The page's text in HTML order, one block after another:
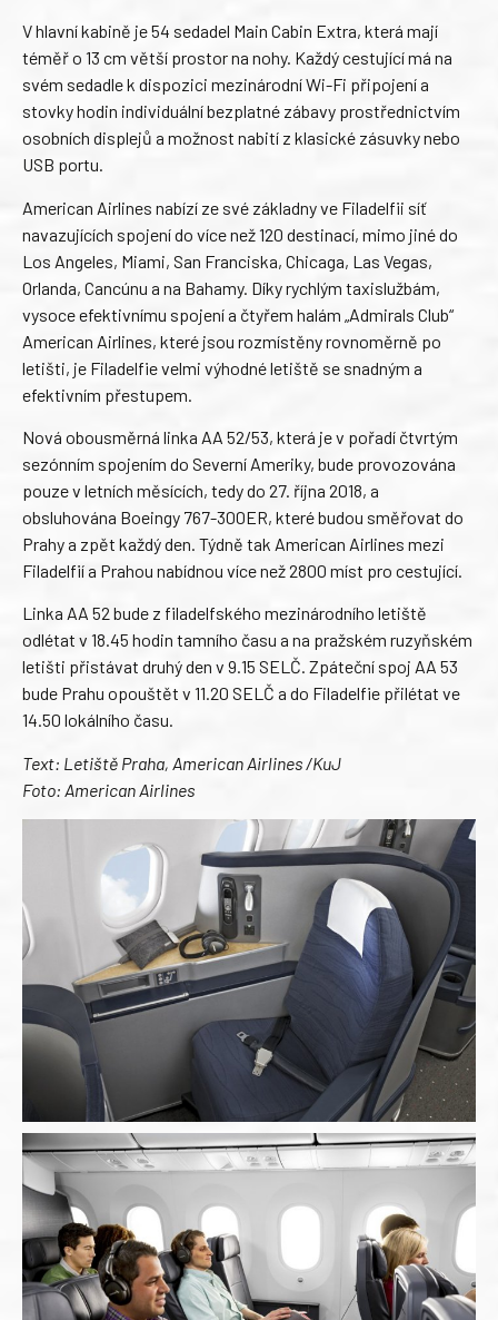
V hlavní kabině je 54 sedadel Main Cabin Extra, která mají
téměř o 13 cm větší prostor na nohy. Každý cestující má na
svém sedadle k dispozici mezinárodní Wi-Fi připojení a
stovky hodin individuální bezplatné zábavy prostřednictvím
osobních displejů a možnost nabití z klasické zásuvky nebo
USB portu.
American Airlines nabízí ze své základny ve Filadelfii síť
navazujících spojení do více než 120 destinací, mimo jiné do
Los Angeles, Miami, San Franciska, Chicaga, Las Vegas,
Orlanda, Cancúnu a na Bahamy. Díky rychlým taxislužbám,
vysoce efektivnímu spojení a čtyřem halám „Admirals Club“
American Airlines, které jsou rozmístěny rovnoměrně po
letišti, je Filadelfie velmi výhodné letiště se snadným a
efektivním přestupem.
Nová obousměrná linka AA 52/53, která je v pořadí čtvrtým
sezónním spojením do Severní Ameriky, bude provozována
pouze v letních měsících, tedy do 27. října 2018, a
obsluhována Boeingy 767-300ER, které budou směřovat do
Prahy a zpět každý den. Týdně tak American Airlines mezi
Filadelfií a Prahou nabídnou více než 2800 míst pro cestující.
Linka AA 52 bude z filadelfského mezinárodního letiště
odlétat v 18.45 hodin tamního času a na pražském ruzyňském
letišti přistávat druhý den v 9.15 SELČ. Zpáteční spoj AA 53
bude Prahu opouštět v 11.20 SELČ a do Filadelfie přilétat ve
14.50 lokálního času.
Text: Letiště Praha, American Airlines /KuJ
Foto: American Airlines